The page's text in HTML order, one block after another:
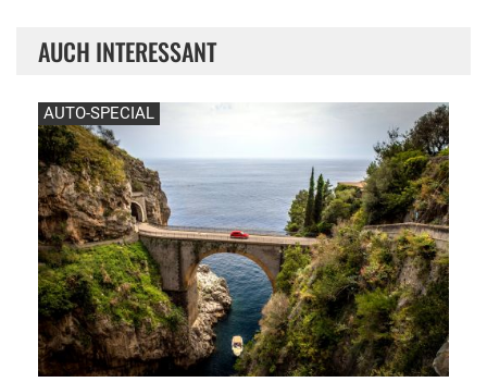
AUCH INTERESSANT
AUTO-SPECIAL